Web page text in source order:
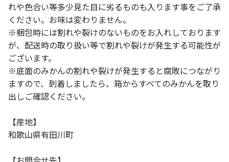
れや色合い等多少見た目に劣るものも入ります事をご了承
ください。お味は変わりません。
※梱包時には割れや裂けのないものをお入れしております
が、配送時の取り扱い等で割れや裂けが発生する可能性が
ございます。
※底面のみかんの割れや裂けが発生すると腐敗につながり
ますので、到着しましたら、箱からすべてのみかんを取り
出しご確認ください。
【産地】
和歌山県有田川町